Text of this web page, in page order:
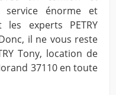
service énorme et
les experts PETRY
il ne vous reste
Tony, location de
37110 en toute